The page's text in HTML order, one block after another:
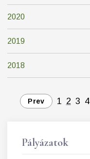
2020
2019
2018
Prev 1 2 3 4
Pályázatok